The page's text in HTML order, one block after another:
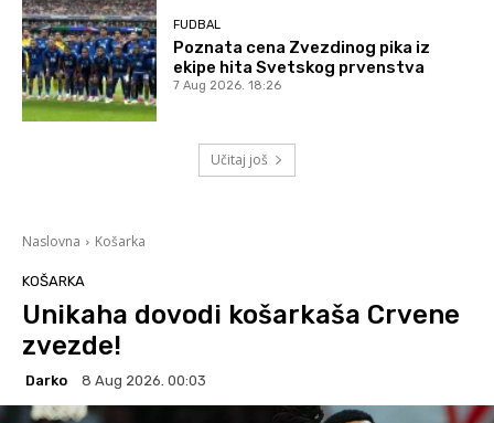
FUDBAL
Poznata cena Zvezdinog pika iz
ekipe hita Svetskog prvenstva
7 Aug 2026. 18:26
Učitaj još